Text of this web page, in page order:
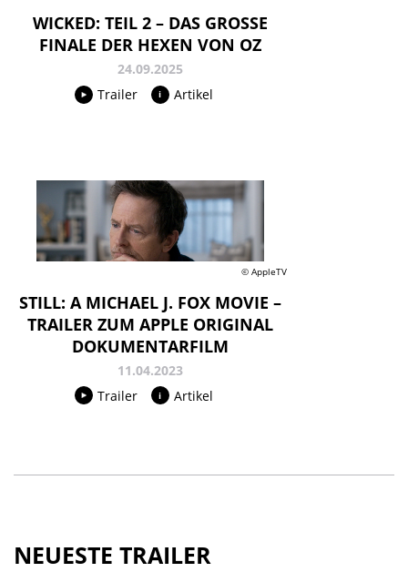
WICKED: TEIL 2 – DAS GROSSE F
INALE DER HEXEN VON OZ
24.09.2025
Trailer
Artikel
© AppleTV
STILL: A MICHAEL J. FOX MOVIE –
TRAILER ZUM APPLE ORIGINAL
DOKUMENTARFILM
11.04.2023
Trailer
Artikel
NEUESTE TRAILER